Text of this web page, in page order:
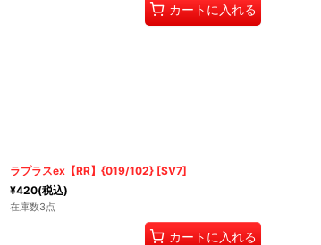
カートに入れる
ラプラスex【RR】{019/102} [SV7]
¥420(税込)
在庫数3点
カートに入れる